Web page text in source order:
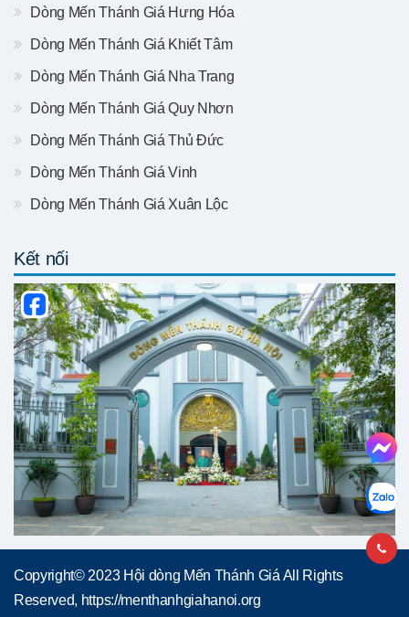
Dòng Mến Thánh Giá Hưng Hóa
Dòng Mến Thánh Giá Khiết Tâm
Dòng Mến Thánh Giá Nha Trang
Dòng Mến Thánh Giá Quy Nhơn
Dòng Mến Thánh Giá Thủ Đức
Dòng Mến Thánh Giá Vinh
Dòng Mến Thánh Giá Xuân Lộc
Kết nối
Copyright© 2023 Hội dòng Mến Thánh Giá All Rights
Reserved, https://menthanhgiahanoi.org